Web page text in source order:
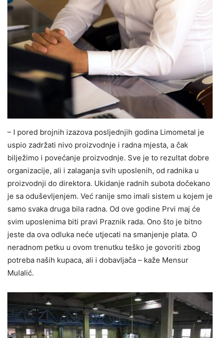
– I pored brojnih izazova posljednjih godina Limometal je
uspio zadržati nivo proizvodnje i radna mjesta, a čak
bilježimo i povećanje proizvodnje. Sve je to rezultat dobre
organizacije, ali i zalaganja svih uposlenih, od radnika u
proizvodnji do direktora. Ukidanje radnih subota dočekano
je sa oduševljenjem. Već ranije smo imali sistem u kojem je
samo svaka druga bila radna. Od ove godine Prvi maj će
svim uposlenima biti pravi Praznik rada. Ono što je bitno
jeste da ova odluka neće utjecati na smanjenje plata. O
neradnom petku u ovom trenutku teško je govoriti zbog
potreba naših kupaca, ali i dobavljača – kaže Mensur
Mulalić.